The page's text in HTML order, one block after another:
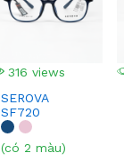
316 views
SEROVA
SF720
(có 2 màu)